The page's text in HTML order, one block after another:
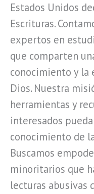
Estados Unidos
Escrituras.
expertos en
que comparten
conocimiento y la
Dios. Nuestra
herramientas y
interesados
conocimiento de
Buscamos
minoritarios que
lecturas abusivas